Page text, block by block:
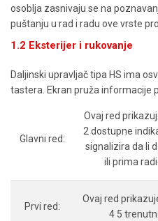
osoblja zasnivaju se na
puštanju u rad i radu ove vrste
1.2 Eksterijer i rukovanje
Daljinski upravljač tipa HS ima
tastera. Ekran pruža informacije
Glavni red:
Ovaj red
2 dostupne
signalizira da li
ili prima
Prvi red:
Ovaj red
4 5